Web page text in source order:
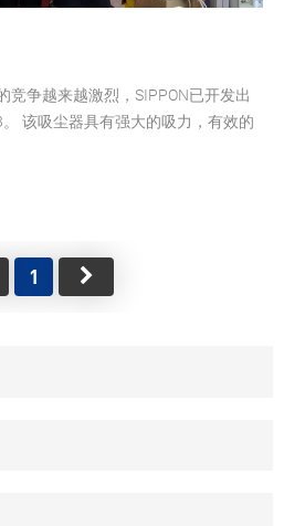
竞争越来越激烈，SIPPON已开发出
该吸尘器具有强大的吸力，有效的
1